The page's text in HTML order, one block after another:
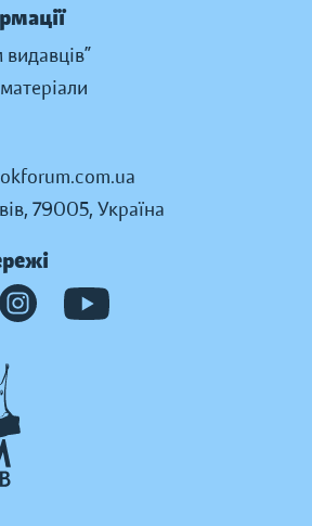
79005, Україна